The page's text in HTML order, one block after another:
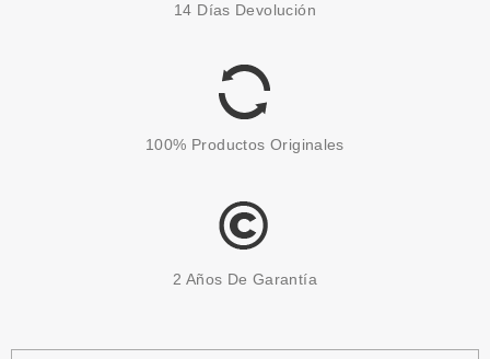
ML
6.99€
14 Días Devolución
100% Productos Originales
2 Años De Garantía